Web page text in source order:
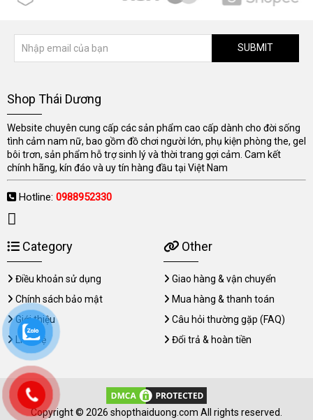
SUBMIT
Shop Thái Dương
Website chuyên cung cấp các sản phẩm cao cấp dành cho đời sống
tình cảm nam nữ, bao gồm đồ chơi người lớn, phụ kiện phòng the, gel
bôi trơn, sản phẩm hỗ trợ sinh lý và thời trang gợi cảm. Cam kết
chính hãng, kín đáo và uy tín hàng đầu tại Việt Nam
Hotline: 0988952330
Category
Điều khoản sử dụng
Chính sách bảo mật
Giới thiệu
Liên hệ
Other
Giao hàng & vận chuyển
Mua hàng & thanh toán
Câu hỏi thường gặp (FAQ)
Đổi trả & hoàn tiền
Copyright © 2026 shopthaiduong.com All rights reserved.